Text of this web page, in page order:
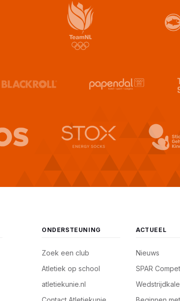
ONDERSTEUNING
Zoek een club
Atletiek op school
atletiekunie.nl
ACTUEEL
Nieuws
SPAR